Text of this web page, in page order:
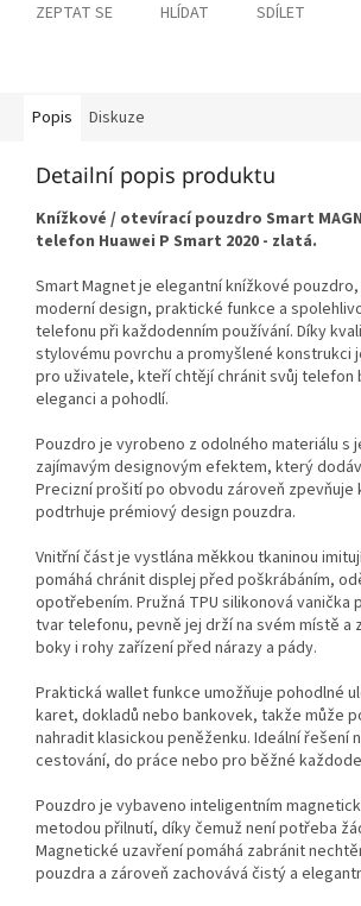
ZEPTAT SE HLÍDAT SDÍLET
Popis Diskuze
Detailní popis produktu
Knížkové / otevírací pouzdro Smart
telefon Huawei P Smart 2020 - zlatá.
Smart Magnet je elegantní knížkové
moderní design, praktické funkce a
telefonu při každodenním používání. Díky
stylovému povrchu a promyšlené konstrukci
pro uživatele, kteří chtějí chránit svůj telefon
eleganci a pohodlí.
Pouzdro je vyrobeno z odolného materiálu s
zajímavým designovým efektem, který
Precizní prošití po obvodu zároveň zpevňuje
podtrhuje prémiový design pouzdra.
Vnitřní část je vystlána měkkou tkaninou
pomáhá chránit displej před poškrábáním,
opotřebením. Pružná TPU silikonová vanička
tvar telefonu, pevně jej drží na svém místě a
boky i rohy zařízení před nárazy a pády.
Praktická wallet funkce umožňuje pohodlné
karet, dokladů nebo bankovek, takže může
nahradit klasickou peněženku. Ideální řešení
cestování, do práce nebo pro běžné
Pouzdro je vybaveno inteligentním
metodou přilnutí, díky čemuž není potřeba
Magnetické uzavření pomáhá zabránit
pouzdra a zároveň zachovává čistý a